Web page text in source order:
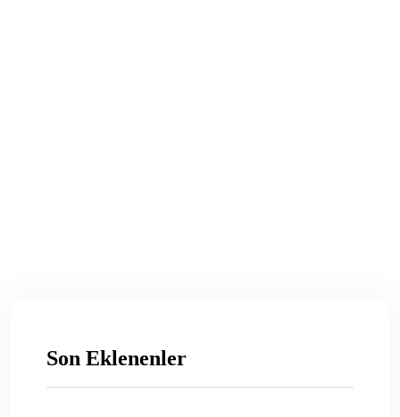
Son Eklenenler